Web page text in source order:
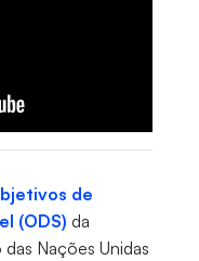
de
(ODS) da
Nações Unidas